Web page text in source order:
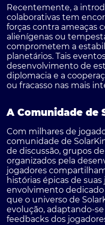
Recentemente, a
colaborativas tem
forças contra ameaças
alienígenas ou
comprometem a
planetários. Tais
desenvolvimento de
diplomacia e a
ou fracasso nas mais
A Comunidade de
Com milhares de
comunidade de
de discussão, grupos
organizados pela
jogadores
histórias épicas de
envolvimento
que o universo de
evolução, adaptando-
feedbacks dos